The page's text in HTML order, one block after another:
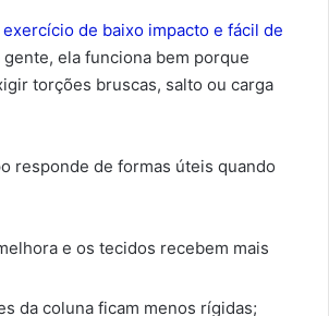
de baixo impacto e fácil de
gente, ela funciona bem porque
torções bruscas, salto ou carga
responde de formas úteis quando
e os tecidos recebem mais
da coluna ficam menos rígidas;